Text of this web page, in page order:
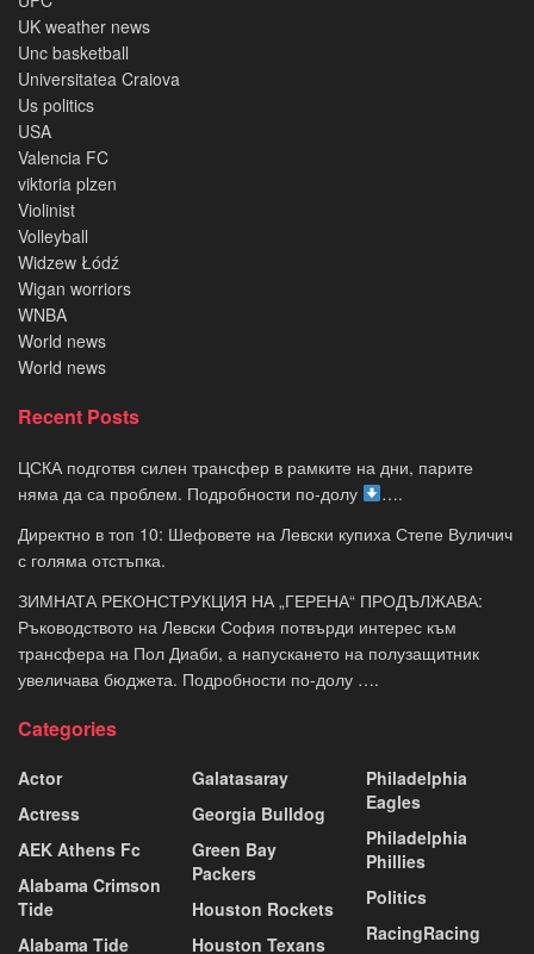
UK weather news
Unc basketball
Universitatea Craiova
Us politics
USA
Valencia FC
viktoria plzen
Violinist
Volleyball
Widzew Łódź
Wigan worriors
WNBA
World news
World news
Recent Posts
ЦСКА подготвя силен трансфер в рамките на дни, парите
няма да са проблем. Подробности по-долу
….
Директно в топ 10: Шефовете на Левски купиха Степе Вуличич
с голяма отстъпка.
ЗИМНАТА РЕКОНСТРУКЦИЯ НА „ГЕРЕНА“ ПРОДЪЛЖАВА:
Ръководството на Левски София потвърди интерес към
трансфера на Пол Диаби, а напускането на полузащитник
увеличава бюджета. Подробности по-долу ….
Categories
Actor
Actress
AEK Athens Fc
Alabama Crimson
Tide
Alabama Tide
Galatasaray
Georgia Bulldog
Green Bay
Packers
Houston Rockets
Houston Texans
Philadelphia
Eagles
Philadelphia
Phillies
Politics
RacingRacing